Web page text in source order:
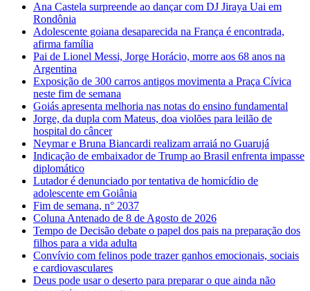
Ana Castela surpreende ao dançar com DJ Jiraya Uai em
Rondônia
Adolescente goiana desaparecida na França é encontrada,
afirma família
Pai de Lionel Messi, Jorge Horácio, morre aos 68 anos na
Argentina
Exposição de 300 carros antigos movimenta a Praça Cívica
neste fim de semana
Goiás apresenta melhoria nas notas do ensino fundamental
Jorge, da dupla com Mateus, doa violões para leilão de
hospital do câncer
Neymar e Bruna Biancardi realizam arraiá no Guarujá
Indicação de embaixador de Trump ao Brasil enfrenta impasse
diplomático
Lutador é denunciado por tentativa de homicídio de
adolescente em Goiânia
Fim de semana, n° 2037
Coluna Antenado de 8 de Agosto de 2026
Tempo de Decisão debate o papel dos pais na preparação dos
filhos para a vida adulta
Convívio com felinos pode trazer ganhos emocionais, sociais
e cardiovasculares
Deus pode usar o deserto para preparar o que ainda não